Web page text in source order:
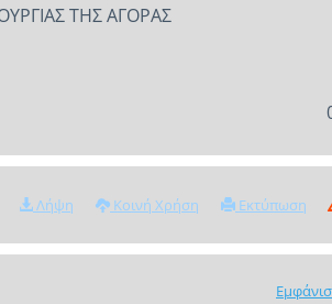
ΤΗΣ ΑΓΟΡΑΣ
Λήψη Κοινή Χρήση Εκτύπωση